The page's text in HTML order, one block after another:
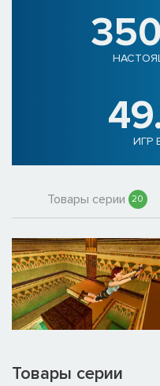
ИГР
Товары серии 20
Товары серии